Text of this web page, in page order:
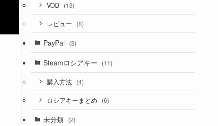
VOD (13)
レビュー (8)
PayPal (3)
Steamロシアキー (11)
購入方法 (4)
ロシアキーまとめ (6)
未分類 (2)